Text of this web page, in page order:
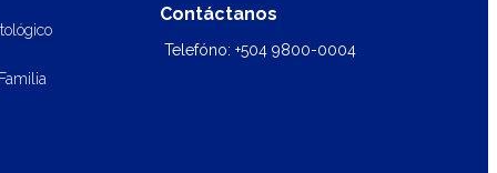
Contáctanos
Telefóno: +504 9800-0004